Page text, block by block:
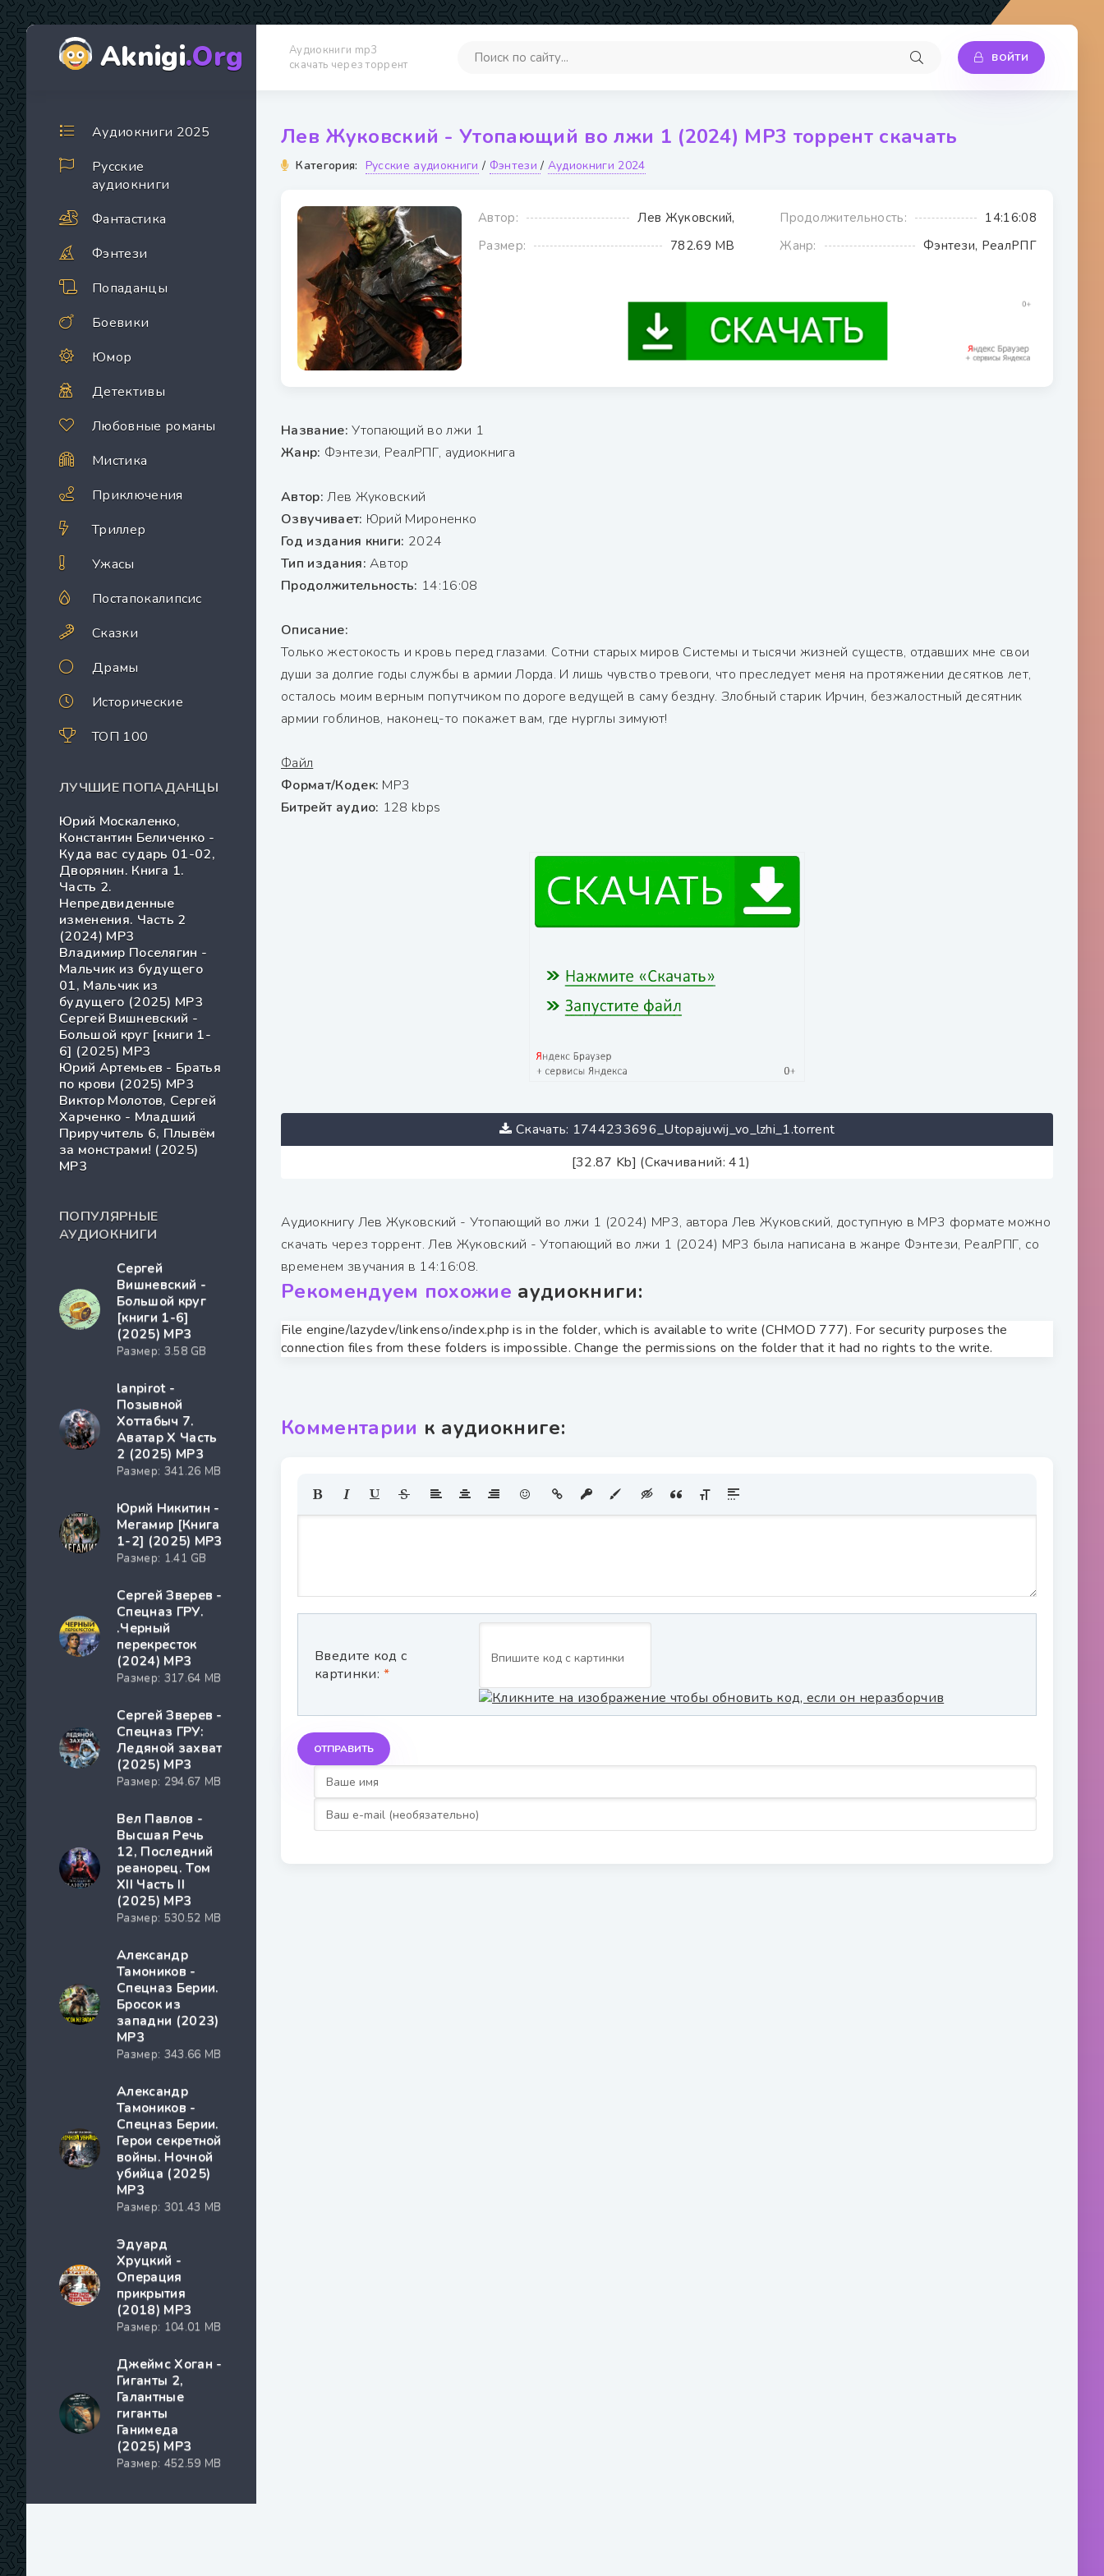
Aknigi.Org
Аудиокниги mp3
скачать через торрент
ВОЙТИ
Аудиокниги 2025
Русские
аудиокниги
Фантастика
Фэнтези
Попаданцы
Боевики
Юмор
Детективы
Любовные романы
Мистика
Приключения
Триллер
Ужасы
Постапокалипсис
Сказки
Драмы
Исторические
ТОП 100
ЛУЧШИЕ ПОПАДАНЦЫ
Юрий Москаленко,
Константин Беличенко -
Куда вас сударь 01-02,
Дворянин. Книга 1.
Часть 2.
Непредвиденные
изменения. Часть 2
(2024) МР3
Владимир Поселягин -
Мальчик из будущего
01, Мальчик из
будущего (2025) МР3
Сергей Вишневский -
Большой круг [книги 1-
6] (2025) MP3
Юрий Артемьев - Братья
по крови (2025) МР3
Виктор Молотов, Сергей
Харченко - Младший
Приручитель 6, Плывём
за монстрами! (2025)
МР3
ПОПУЛЯРНЫЕ
АУДИОКНИГИ
Сергей
Вишневский -
Большой круг
[книги 1-6]
(2025) MP3
Размер: 3.58 GB
lanpirot -
Позывной
Хоттабыч 7.
Аватар Х Часть
2 (2025) МР3
Размер: 341.26 MB
Юрий Никитин -
Мегамир [Книга
1-2] (2025) MP3
Размер: 1.41 GB
Сергей Зверев -
Спецназ ГРУ.
.Черный
перекресток
(2024) МР3
Размер: 317.64 MB
Сергей Зверев -
Спецназ ГРУ:
Ледяной захват
(2025) МР3
Размер: 294.67 MB
Вел Павлов -
Высшая Речь
12, Последний
реанорец. Том
XII Часть II
(2025) МР3
Размер: 530.52 MB
Александр
Тамоников -
Спецназ Берии.
Бросок из
западни (2023)
МР3
Размер: 343.66 MB
Александр
Тамоников -
Спецназ Берии.
Герои секретной
войны. Ночной
убийца (2025)
МР3
Размер: 301.43 MB
Эдуард
Хруцкий -
Операция
прикрытия
(2018) MP3
Размер: 104.01 MB
Джеймс Хоган -
Гиганты 2,
Галантные
гиганты
Ганимеда
(2025) МР3
Размер: 452.59 MB
Лев Жуковский - Утопающий во лжи 1 (2024) МР3 торрент скачать
Категория: Русские аудиокниги / Фэнтези/ Аудиокниги 2024
Автор: Лев Жуковский, Продолжительность:
14:16:08
Размер:
782.69 MB Жанр: Фэнтези, РеалРПГ
Название:Утопающий во лжи 1
Жанр: Фэнтези, РеалРПГ, аудиокнига
Автор:Лев Жуковский
Озвучивает: Юрий Мироненко
Год издания книги: 2024
Тип издания:Автор
Продолжительность: 14:16:08
Описание:
Только жестокость и кровь перед глазами. Сотни старых миров Системы и тысячи жизней существ, отдавших мне свои
души за долгие годы службы в армии Лорда. И лишь чувство тревоги, что преследует меня на протяжении десятков лет,
осталось моим верным попутчиком по дороге ведущей в саму бездну. Злобный старик Ирчин, безжалостный десятник
армии гоблинов, наконец-то покажет вам, где нурглы зимуют!
Файл
Формат/Кодек: МР3
Битрейт аудио: 128 kbps
Скачать: 1744233696_Utopajuwij_vo_lzhi_1.torrent
[32.87 Kb] (Скачиваний: 41)
Аудиокнигу Лев Жуковский - Утопающий во лжи 1 (2024) МР3, автора Лев Жуковский, доступную в MP3 формате можно
скачать через торрент. Лев Жуковский - Утопающий во лжи 1 (2024) МР3 была написана в жанре Фэнтези, РеалРПГ, со
временем звучания в 14:16:08.
Рекомендуем похожие аудиокниги:
File engine/lazydev/linkenso/index.php is in the folder, which is available to write (CHMOD 777). For security purposes the
connection files from these folders is impossible. Change the permissions on the folder that it had no rights to the write.
Комментарии к аудиокниге:
Введите код с
картинки:
ОТПРАВИТЬ